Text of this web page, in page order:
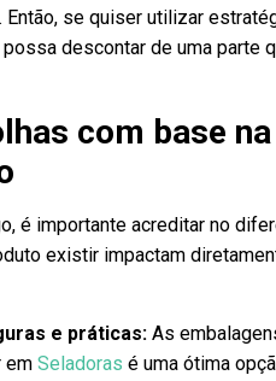
se quiser utilizar
descontar de uma parte
com base
é importante acreditar no
existir impactam
e práticas: As
em Seladoras é uma ótima